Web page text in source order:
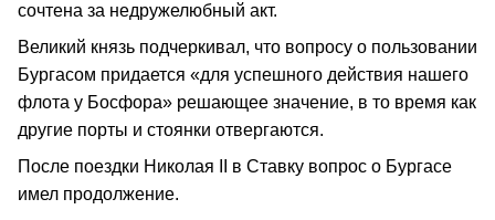
сочтена за недружелюбный акт.
Великий князь подчеркивал, что вопросу о пользовании
Бургасом придается «для успешного действия нашего
флота у Босфора» решающее значение, в то время как
другие порты и стоянки отвергаются.
После поездки Николая II в Ставку вопрос о Бургасе
имел продолжение.